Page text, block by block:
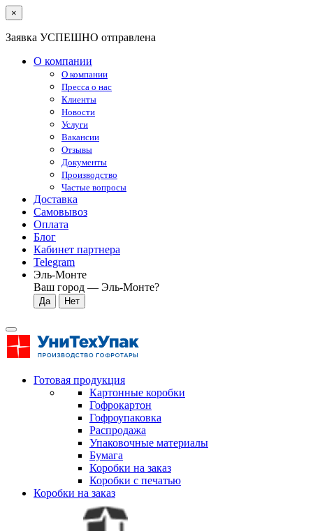
×
Заявка УСПЕШНО отправлена
О компании
О компании
Пресса о нас
Клиенты
Новости
Услуги
Вакансии
Отзывы
Документы
Производство
Частые вопросы
Доставка
Самовывоз
Оплата
Блог
Кабинет партнера
Telegram
Эль-Монте
Ваш город — Эль-Монте?
Готовая продукция
Картонные коробки
Гофрокартон
Гофроупаковка
Распродажа
Упаковочные материалы
Бумага
Коробки на заказ
Коробки с печатью
Коробки на заказ